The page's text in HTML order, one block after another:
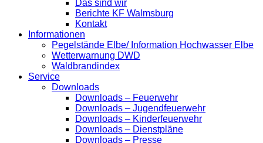
Das sind wir
Berichte KF Walmsburg
Kontakt
Informationen
Pegelstände Elbe/ Information Hochwasser Elbe
Wetterwarnung DWD
Waldbrandindex
Service
Downloads
Downloads – Feuerwehr
Downloads – Jugendfeuerwehr
Downloads – Kinderfeuerwehr
Downloads – Dienstpläne
Downloads – Presse